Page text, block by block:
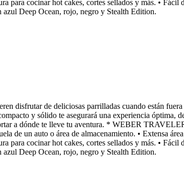
para cocinar hot cakes, cortes sellados y más. •
azul Deep Ocean, rojo, negro y Stealth Edition.
disfrutar de deliciosas parrilladas cuando están
y sólido te asegurará una experiencia óptima,
a dónde te lleve tu aventura. * WEBER
de un auto o área de almacenamiento. • Extensa
para cocinar hot cakes, cortes sellados y más. •
azul Deep Ocean, rojo, negro y Stealth Edition.